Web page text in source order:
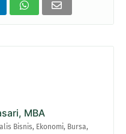
MBA
Bisnis, Ekonomi, Bursa,